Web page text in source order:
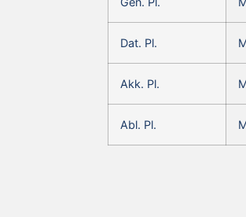
Dat. Pl.
Akk. Pl.
Abl. Pl.